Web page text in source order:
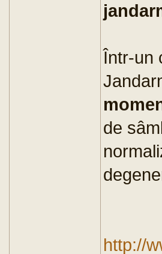
Într-un
de
http://